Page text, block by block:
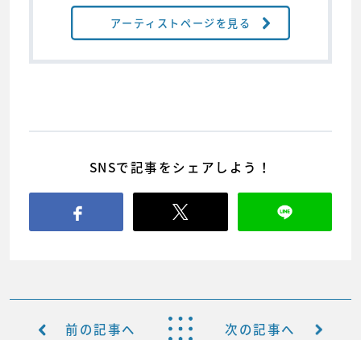
アーティストページを見る
SNSで記事をシェアしよう！
前の記事へ 次の記事へ